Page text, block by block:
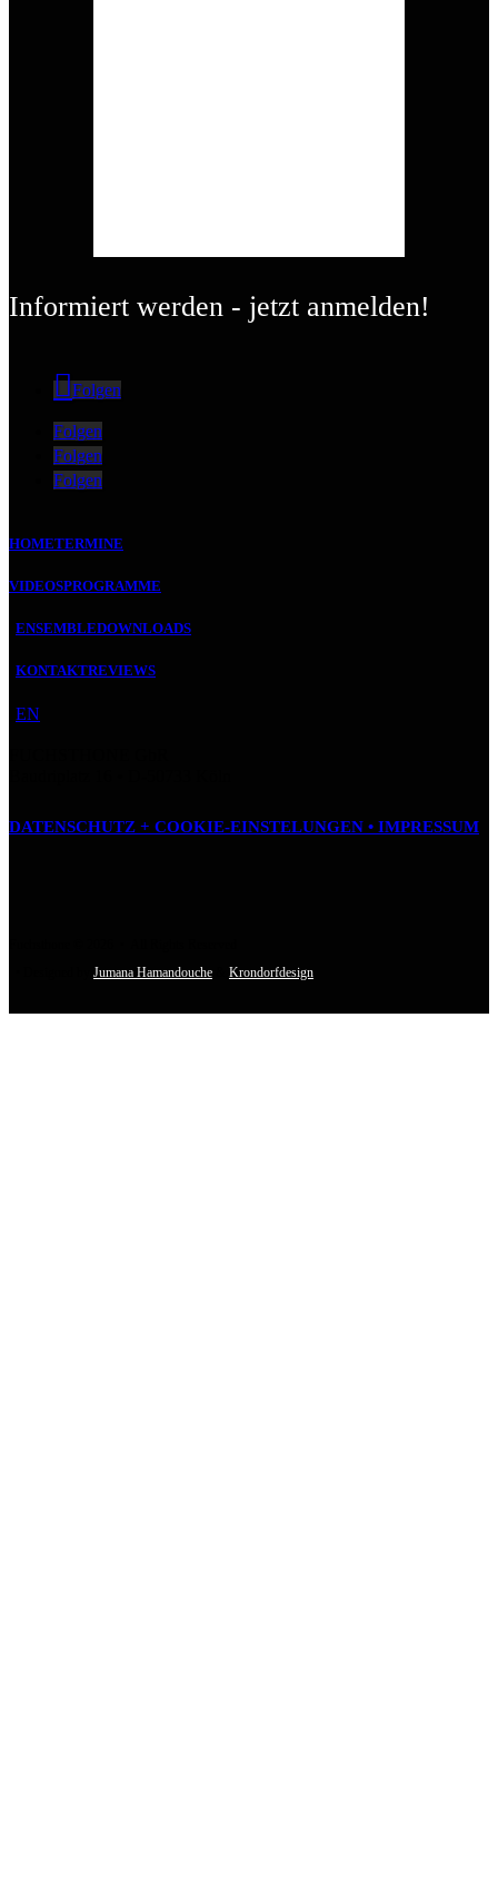
Informiert werden - jetzt anmelden!
Folgen
Folgen
Folgen
Folgen
HOMETERMINE
VIDEOSPROGRAMME
ENSEMBLEDOWNLOADS
KONTAKTREVIEWS
EN
DATENSCHUTZ + COOKIE-EINSTELUNGEN • IMPRESSUM
Jumana Hamandouche Krondorfdesign